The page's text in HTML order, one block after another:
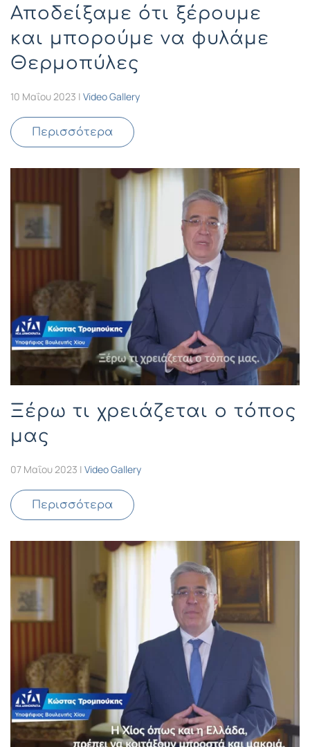
Αποδείξαμε ότι ξέρουμε
και μπορούμε να φυλάμε
Θερμοπύλες
10 Μαΐου 2023 | Video Gallery
Περισσότερα
Ξέρω τι χρειάζεται ο τόπος
μας
07 Μαΐου 2023 | Video Gallery
Περισσότερα